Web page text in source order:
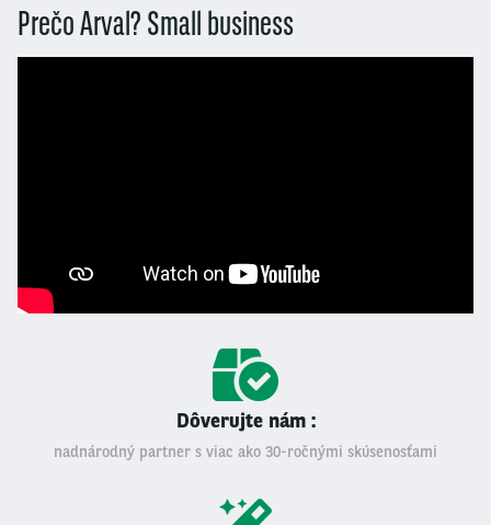
Prečo Arval? Small business
Dôverujte nám :
nadnárodný partner s viac ako 30-ročnými skúsenosťami